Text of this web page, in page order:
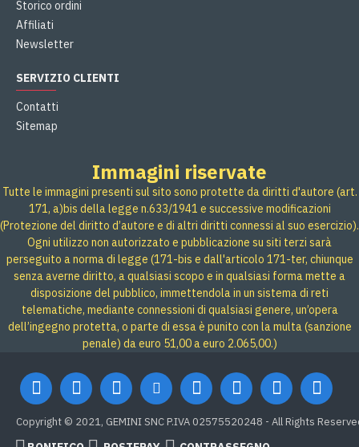
Storico ordini
Affiliati
Newsletter
SERVIZIO CLIENTI
Contatti
Sitemap
Immagini riservate
Tutte le immagini presenti sul sito sono protette da diritti d'autore (art.
171, a)bis della legge n.633/1941 e successive modificazioni
(Protezione del diritto d’autore e di altri diritti connessi al suo esercizio).
Ogni utilizzo non autorizzato e pubblicazione su siti terzi sarà
perseguito a norma di legge (171-bis e dall'articolo 171-ter, chiunque
senza averne diritto, a qualsiasi scopo e in qualsiasi forma mette a
disposizione del pubblico, immettendola in un sistema di reti
telematiche, mediante connessioni di qualsiasi genere, un’opera
dell’ingegno protetta, o parte di essa è punito con la multa (sanzione
penale) da euro 51,00 a euro 2.065,00.)
Copyright © 2021, GEMINI SNC P.IVA 02575520248 - All Rights